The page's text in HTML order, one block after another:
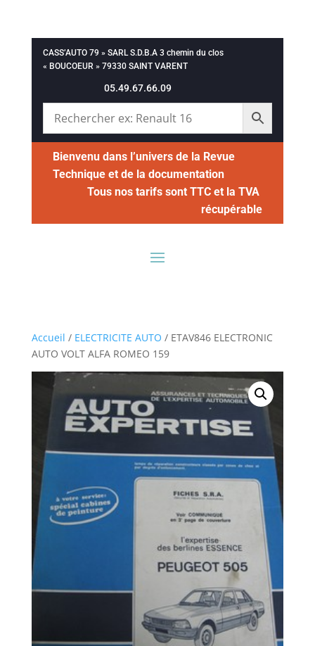
CASS’AUTO 79 » SARL S.D.B.A 3 chemin du clos
« BOUCOEUR » 79330 SAINT VARENT
05.49.67.66.09
Bienvenu dans l’univers de la Revue
Technique et de la documentation
Tous nos tarifs sont TTC et la TVA
récupérable
Accueil / ELECTRICITE AUTO / ETAV846 ELECTRONIC
AUTO VOLT ALFA ROMEO 159